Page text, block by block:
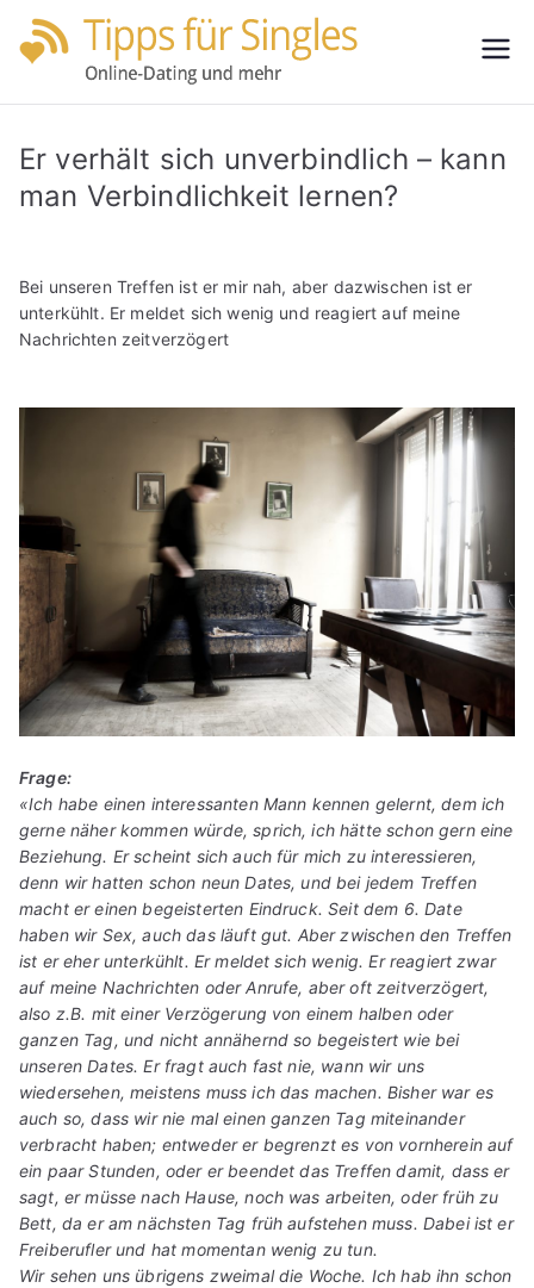
Zum
Inhalt
für
Single
s
Er verhält sich unverbindlich – kann
man Verbindlichkeit lernen?
Bei unseren Treffen ist er mir nah, aber dazwischen ist er
unterkühlt. Er meldet sich wenig und reagiert auf meine
Nachrichten zeitverzögert
Frage:
«Ich habe einen interessanten Mann kennen gelernt, dem ich
gerne näher kommen würde, sprich, ich hätte schon gern eine
Beziehung. Er scheint sich auch für mich zu interessieren,
denn wir hatten schon neun Dates, und bei jedem Treffen
macht er einen begeisterten Eindruck. Seit dem 6. Date
haben wir Sex, auch das läuft gut. Aber zwischen den Treffen
ist er eher unterkühlt. Er meldet sich wenig. Er reagiert zwar
auf meine Nachrichten oder Anrufe, aber oft zeitverzögert,
also z.B. mit einer Verzögerung von einem halben oder
ganzen Tag, und nicht annähernd so begeistert wie bei
unseren Dates. Er fragt auch fast nie, wann wir uns
wiedersehen, meistens muss ich das machen. Bisher war es
auch so, dass wir nie mal einen ganzen Tag miteinander
verbracht haben; entweder er begrenzt es von vornherein auf
ein paar Stunden, oder er beendet das Treffen damit, dass er
sagt, er müsse nach Hause, noch was arbeiten, oder früh zu
Bett, da er am nächsten Tag früh aufstehen muss. Dabei ist er
Freiberufler und hat momentan wenig zu tun.
Wir sehen uns übrigens zweimal die Woche. Ich hab ihn schon